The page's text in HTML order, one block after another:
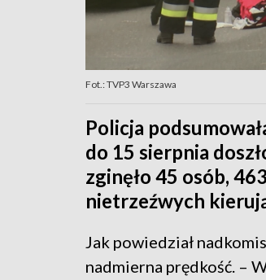
Fot.: TVP3 Warszawa
Policja
do 15 sierpnia
zginęło 45 osób,
nietrzeźwych
Jak powiedział
nadmierna prędkość. –